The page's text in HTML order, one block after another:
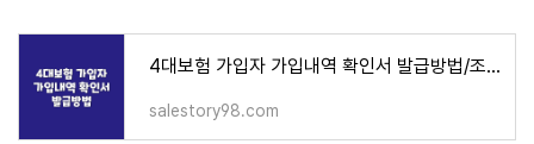
4대보험 가입자 가입내역 확인서 발급방법/조회
salestory98.com